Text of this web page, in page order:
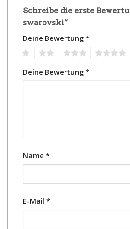
Schreibe die erste
swarovski“
Deine Bewertung *
Deine Bewertung *
Name *
E-Mail *